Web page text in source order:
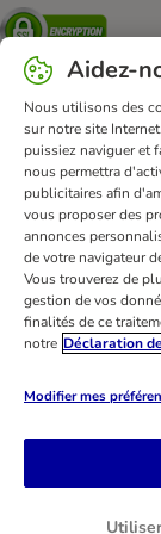
Security
FAQ & Contact
Mentions légales
Dispositions sur
Frais et délai de
Renoncer au contrat
Application mobile
Déclaration
Aidez-
Nous utilisons des
sur notre site
puissiez naviguer et
nous permettra
publicitaires afin
vous proposer des
annonces
de votre navigateur
Vous trouverez de
gestion de vos
finalités de ce
notre Déclaration
Modifier mes